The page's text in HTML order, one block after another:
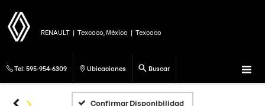
RENAULT | Texcoco, México | Texcoco
Tel: 595-954-6309 Ubicaciones Buscar
Confirmar Disponibilidad